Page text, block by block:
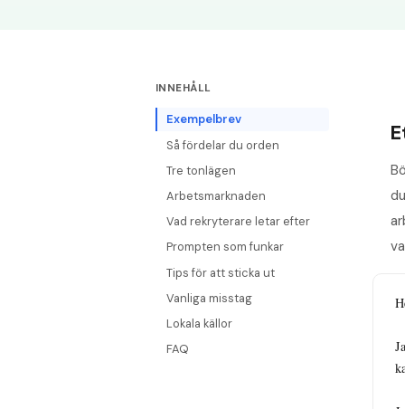
INNEHÅLL
Exempelbrev
Så fördelar du orden
Tre tonlägen
Arbetsmarknaden
Vad rekryterare letar efter
Prompten som funkar
Tips för att sticka ut
Vanliga misstag
Lokala källor
FAQ